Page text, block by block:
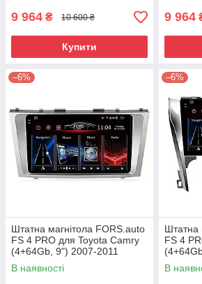
9 964 ₴ 10 600 ₴
Купити
9 964
–6%
Штатна магнітола FORS.auto
FS 4 PRO для Toyota Camry
(4+64Gb, 9") 2007-2011
В наявності
–6%
Штатна
FS 4
В